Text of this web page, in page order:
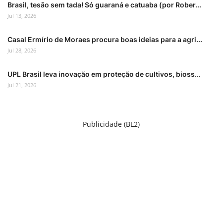
Brasil, tesão sem tada! Só guaraná e catuaba (por Rober...
Jul 13, 2026
Casal Ermírio de Moraes procura boas ideias para a agri...
Jul 28, 2026
UPL Brasil leva inovação em proteção de cultivos, bioss...
Jul 21, 2026
Publicidade (BL2)